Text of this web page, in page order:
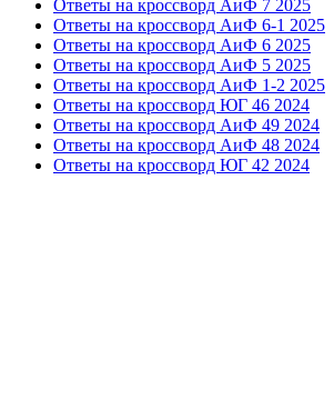
Ответы на кроссворд АиФ 7 2025
Ответы на кроссворд АиФ 6-1 2025
Ответы на кроссворд АиФ 6 2025
Ответы на кроссворд АиФ 5 2025
Ответы на кроссворд АиФ 1-2 2025
Ответы на кроссворд ЮГ 46 2024
Ответы на кроссворд АиФ 49 2024
Ответы на кроссворд АиФ 48 2024
Ответы на кроссворд ЮГ 42 2024